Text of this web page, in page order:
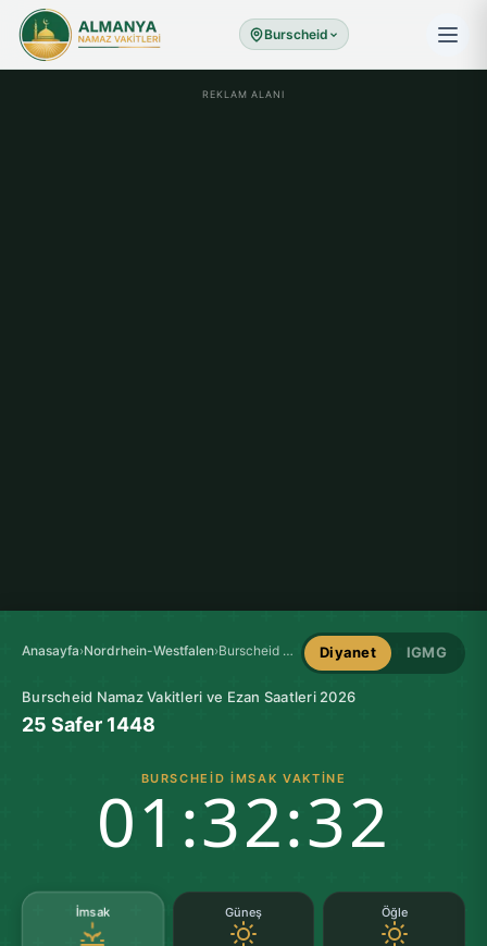
Burscheid
REKLAM ALANI
Anasayfa›Nordrhein-Westfalen› Burscheid Namaz Vakitleri Diyanet IGMG
Burscheid Namaz Vakitleri ve Ezan Saatleri 2026
25 Safer 1448
BURSCHEID İMSAK VAKTINE
01:32:31
İmsak Güneş Öğle